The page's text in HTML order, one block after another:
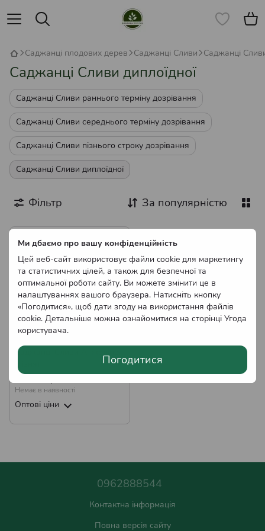
Ми дбаємо про вашу конфіденційність
Цей веб-сайт використовує файли cookie для маркетингу
та статистичних цілей, а також для безпечної та
оптимальної роботи сайту. Ви можете змінити це в
налаштуваннях вашого браузера. Натисніть кнопку
«Погодитися», щоб дати згоду на використання файлів
cookie. Детальніше можна ознайомитися на сторінці Угода
користувача.
Погодитися
Саджанці плодових дерев Саджанці Сливи Саджанці
Саджанці Сливи диплоїдної
Саджанці Сливи раннього терміну дозрівання
Саджанці Сливи середнього терміну дозрівання
Саджанці Сливи пізнього строку дозрівання
Саджанці Сливи диплоїдної
Фільтр За популярністю
Саджанці Сливи Анжеліно
Немає в наявності
Оптові ціни
0962888544
Контактна інформація
Повна версія сайту